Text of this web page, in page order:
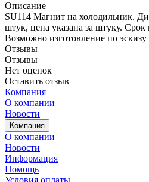
Описание
SU114 Магнит на холодильник.
штук, цена указана за штуку. Срок
Возможно изготовление по эскизу
Отзывы
Отзывы
Нет оценок
Оставить отзыв
Компания
О компании
Новости
Компания
О компании
Новости
Информация
Помощь